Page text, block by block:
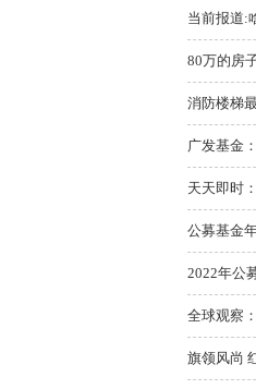
当前报道:
80万的房
消防楼梯
广发基金
天天即时
公募基金
2022年公
全球观察
旗领风尚